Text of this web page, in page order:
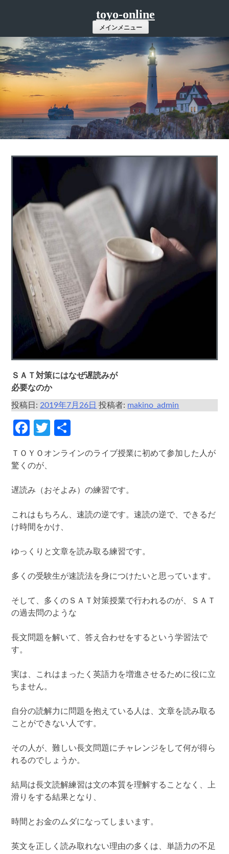
ツ
へ
ス
キ
ッ
プ
toyo-online
メインメニュー
ＳＡＴ対策にはなぜ遅読みが
必要なのか
投稿日:2019年7月26日 投稿者: makino_admin
Facebook
Twitter
ＴＯＹＯオンラインのライブ授業に初めて参加した人が
驚くのが、
遅読み（おそよみ）の練習です。
これはもちろん、速読の逆です。速読の逆で、できるだ
け時間をかけ、
ゆっくりと文章を読み取る練習です。
多くの受験生が速読法を身につけたいと思っています。
そして、多くのＳＡＴ対策授業で行われるのが、ＳＡＴ
の過去問のような
長文問題を解いて、答え合わせをするという学習法で
す。
実は、これはまったく英語力を増進させるために役に立
ちません。
自分の読解力に問題を抱えている人は、文章を読み取る
ことができない人です。
その人が、難しい長文問題にチャレンジをして何が得ら
れるのでしょうか。
結局は長文読解練習は文の本質を理解することなく、上
滑りをする結果となり、
時間とお金のムダになってしまいます。
英文を正しく読み取れない理由の多くは、単語力の不足